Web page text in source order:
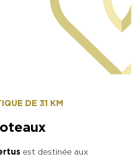
DE 31 KM
est destinée aux